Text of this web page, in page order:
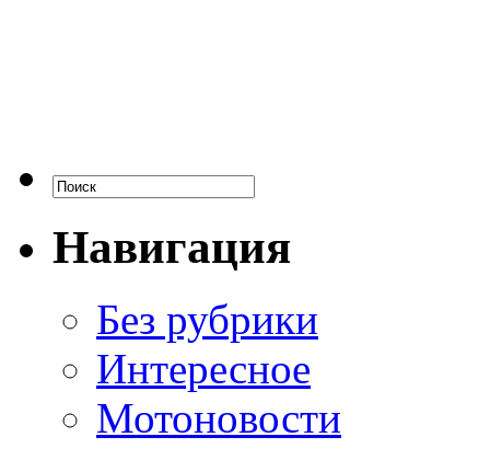
Навигация
Без рубрики
Интересное
Мотоновости